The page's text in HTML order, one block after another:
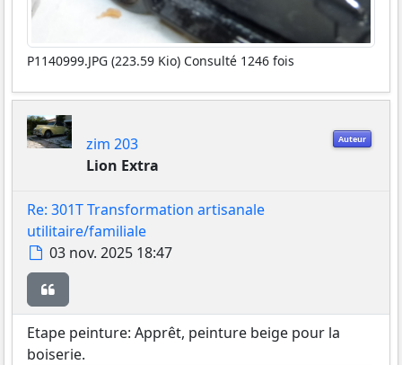
P1140999.JPG (223.59 Kio) Consulté 1246 fois
Auteur
zim 203
Lion Extra
Re: 301T Transformation artisanale
utilitaire/familiale
Message
03 nov. 2025 18:47
Etape peinture: Apprêt, peinture beige pour la
boiserie.